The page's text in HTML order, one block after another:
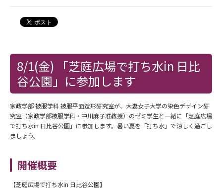
8/1(金) 「芝庭広場で打ち水in 日比
谷公園」に参加します
家政学部 被服学科 被服平面造形研究室が、大妻女子大学の染色デザイン研
究室（家政学部被服学科・中川麻子准教授）のゼミ学生と一緒に「芝庭広場
で打ち水in 日比谷公園」に参加します。暑い夏を「打ち水」で涼しく過ごし
ましょう。
開催概要
【芝庭広場で打ち水in 日比谷公園】